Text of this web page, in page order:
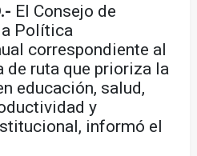
El Consejo de
Política
correspondiente al
de ruta que prioriza la
educación, salud,
y
informó el